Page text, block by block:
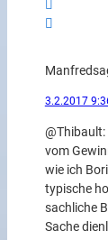
Manfred
3.2.2017
vom
wie ich
typische
sachliche
Sache